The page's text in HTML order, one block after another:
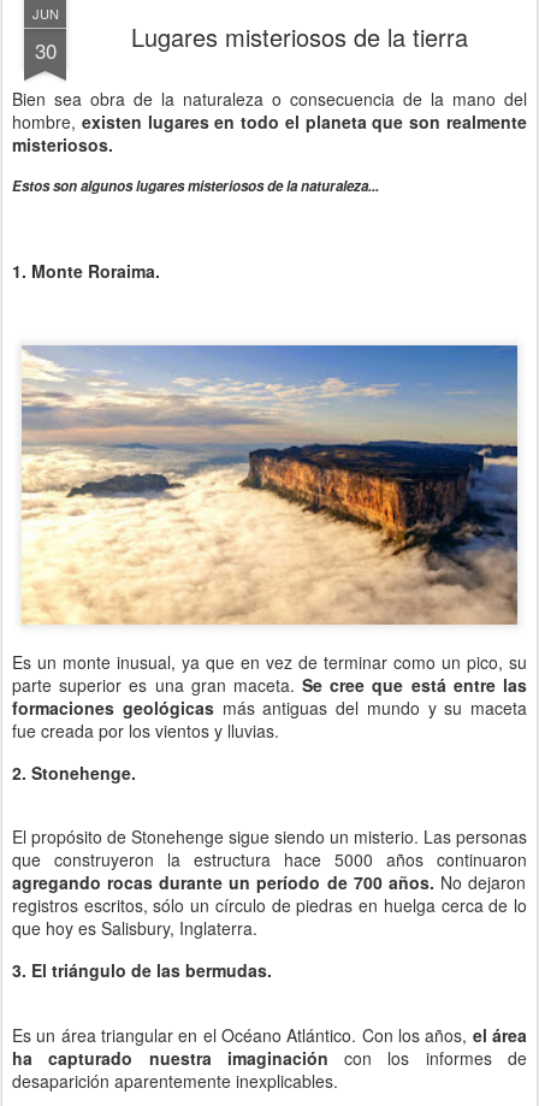
JUN
30 Lugares misteriosos de la tierra
Bien sea obra de la naturaleza o consecuencia de la mano del
hombre, existen lugares en todo el planeta que son realmente
misteriosos.
Estos son algunos lugares misteriosos de la naturaleza...
1. Monte Roraima.
Es un monte inusual, ya que en vez de terminar como un pico, su
parte superior es una gran maceta.Se cree que está entre las
formaciones geológicasmás antiguas del mundo y su maceta
fue creada por los vientos y lluvias.
2. Stonehenge.
El propósito de Stonehenge sigue siendo un misterio. Las personas
que construyeron la estructura hace 5000 años continuaron
agregando rocas durante un período de 700 años. No dejaron
registros escritos, sólo un círculo de piedras en huelga cerca de lo
que hoy es Salisbury, Inglaterra.
3. El triángulo de las bermudas.
Es un área triangular en el Océano Atlántico. Con los años, el área
ha capturado nuestra imaginación con los informes de
desaparición aparentemente inexplicables.